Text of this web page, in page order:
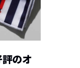
評のオ